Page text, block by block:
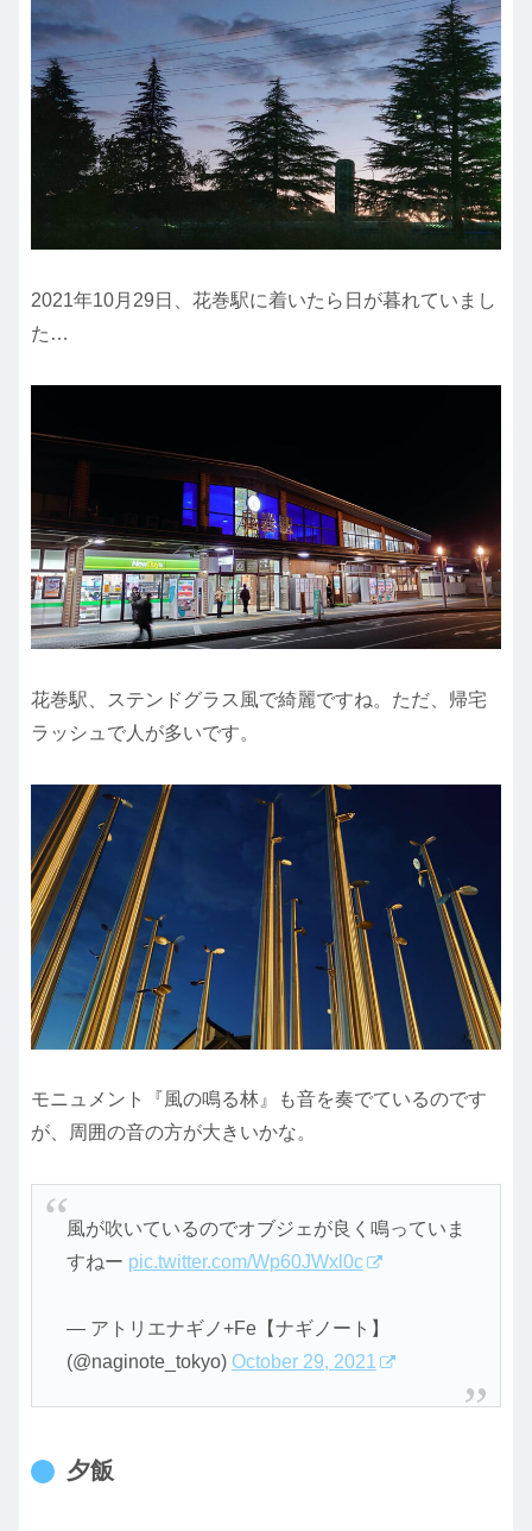
2021年10月29日、花巻駅に着いたら日が暮れていまし
た…
花巻駅、ステンドグラス風で綺麗ですね。ただ、帰宅
ラッシュで人が多いです。
モニュメント『風の鳴る林』も音を奏でているのです
が、周囲の音の方が大きいかな。
風が吹いているのでオブジェが良く鳴っていま
すねー pic.twitter.com/Wp60JWxl0c
— アトリエナギノ+Fe【ナギノート】
(@naginote_tokyo) October 29, 2021
夕飯